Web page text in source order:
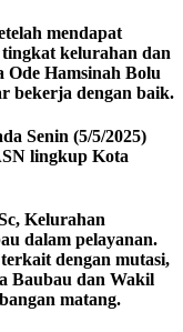
mendapat
kelurahan dan
Ode Hamsinah Bolu
bekerja dengan baik.
Senin (5/5/2025)
lingkup Kota
Kelurahan
dalam pelayanan.
dengan mutasi,
Baubau dan Wakil
matang.